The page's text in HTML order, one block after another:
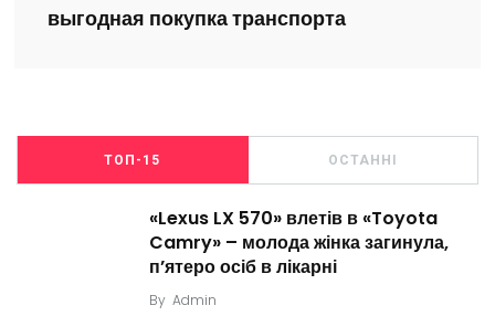
выгодная покупка транспорта
ТОП-15 ОСТАННІ
«Lexus LX 570» влетів в «Toyota
Camry» – молода жінка загинула,
п’ятеро осіб в лікарні
By Admin